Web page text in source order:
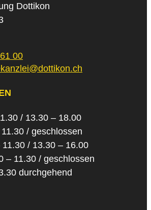
Dottikon
00
/ 13.30 – 18.00
/ geschlossen
11.30 / 13.30 – 16.00
– 11.30 / geschlossen
durchgehend